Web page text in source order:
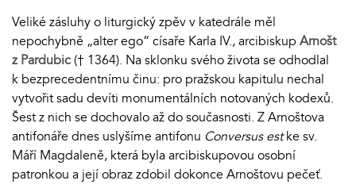
Veliké zásluhy o liturgický zpěv v katedrále měl
nepochybně „alter ego“ císaře Karla IV., arcibiskupArnošt
z Pardubic(† 1364). Na sklonku svého života se odhodlal
k bezprecedentnímu činu: pro pražskou kapitulu nechal
vytvořit sadu devíti monumentálních notovaných kodexů.
Šest z nich se dochovalo až do současnosti. Z Arnoštova
antifonáře dnes uslyšíme antifonu Conversus estke sv.
Máří Magdaleně, která byla arcibiskupovou osobní
patronkou a její obraz zdobil dokonce Arnoštovu pečeť.